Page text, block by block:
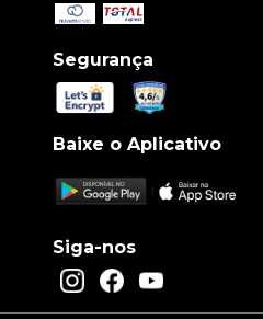
Segurança
Baixe o Aplicativo
Siga-nos